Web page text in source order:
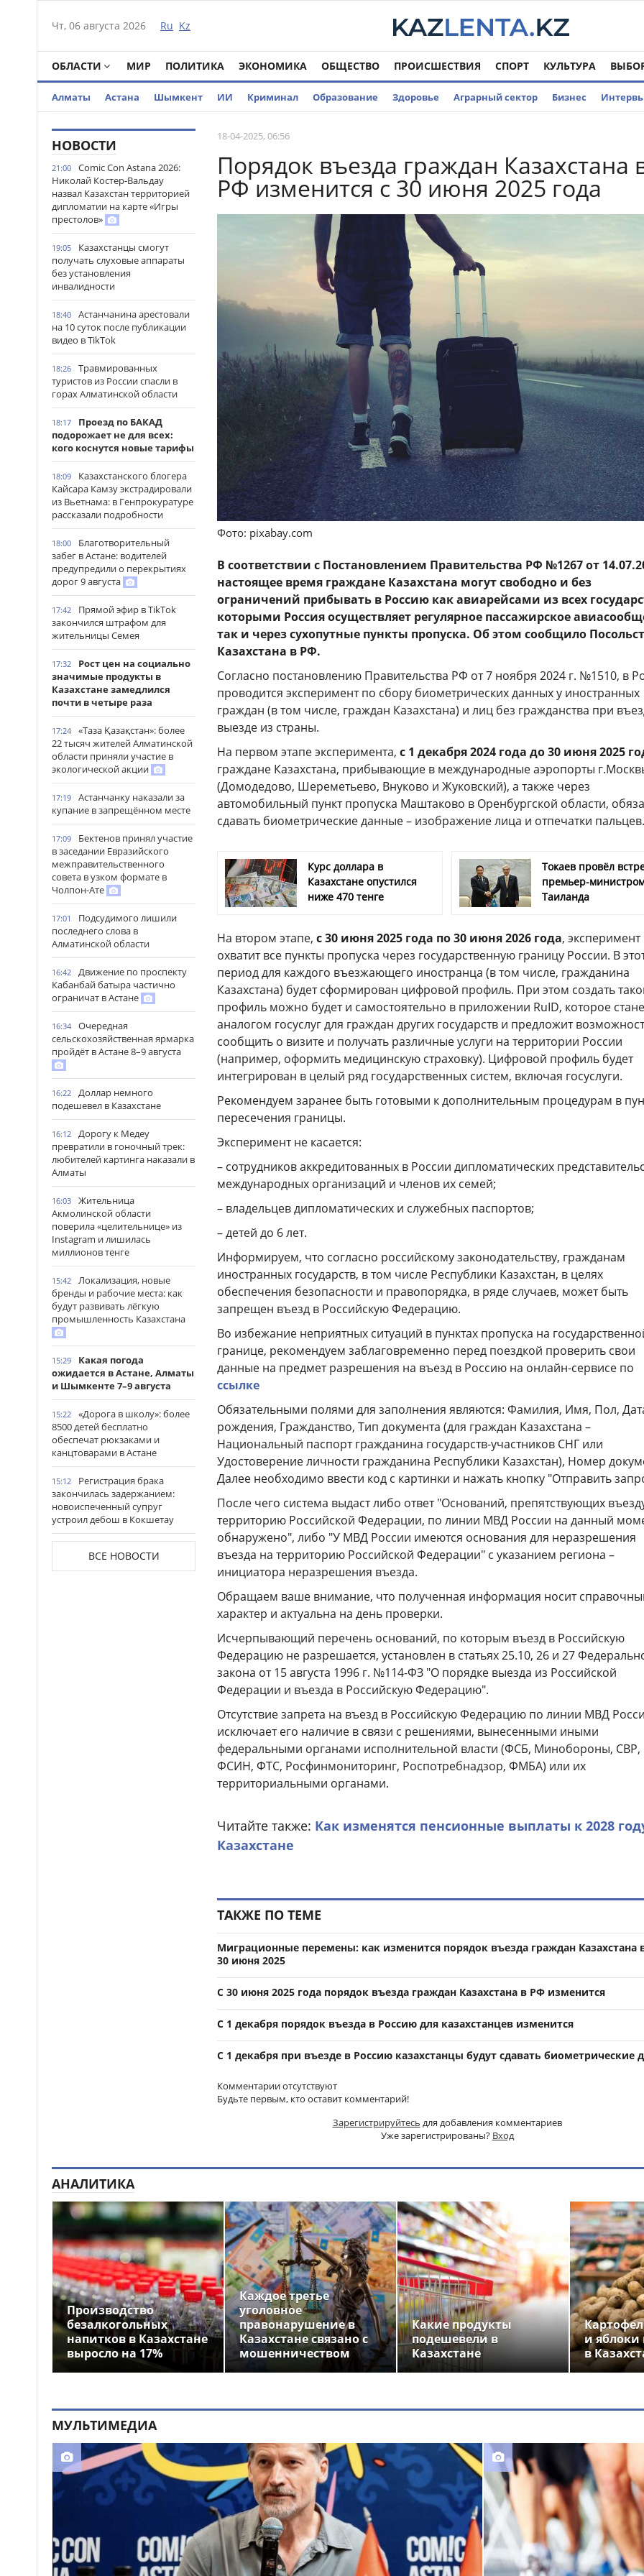
Чт, 06 августа 2026 Ru Kz
ОБЛАСТИ МИР ПОЛИТИКА ЭКОНОМИКА ОБЩЕСТВО ПРОИСШЕСТВИЯ СПОРТ КУЛЬТУРА
Алматы Астана Шымкент ИИ Криминал Образование Здоровье Аграрный сектор Бизнес
НОВОСТИ
21:00
Comic Con Astana 2026:
Николай Костер-Вальдау
назвал Казахстан территорией
дипломатии на карте «Игры
престолов»
19:05
Казахстанцы смогут
получать слуховые аппараты
без установления
инвалидности
18:40
Астанчанина арестовали
на 10 суток после публикации
видео в TikTok
18:26
Травмированных
туристов из России спасли в
горах Алматинской области
18:17
Проезд по БАКАД
подорожает не для всех:
кого коснутся новые тарифы
18:09
Казахстанского блогера
Кайсара Камзу экстрадировали
из Вьетнама: в Генпрокуратуре
рассказали подробности
18:00
Благотворительный
забег в Астане: водителей
предупредили о перекрытиях
дорог 9 августа
17:42
Прямой эфир в TikTok
закончился штрафом для
жительницы Семея
17:32
Рост цен на социально
значимые продукты в
Казахстане замедлился
почти в четыре раза
17:24
«Таза Қазақстан»: более
22 тысяч жителей Алматинской
области приняли участие в
экологической акции
17:19
Астанчанку наказали за
купание в запрещённом месте
17:09
Бектенов принял участие
в заседании Евразийского
межправительственного
совета в узком формате в
Чолпон-Ате
17:01
Подсудимого лишили
последнего слова в
Алматинской области
16:42
Движение по проспекту
Кабанбай батыра частично
ограничат в Астане
16:34
Очередная
сельскохозяйственная ярмарка
пройдёт в Астане 8–9 августа
16:22
Доллар немного
подешевел в Казахстане
16:12
Дорогу к Медеу
превратили в гоночный трек:
любителей картинга наказали в
Алматы
16:03
Жительница
Акмолинской области
поверила «целительнице» из
Instagram и лишилась
миллионов тенге
15:42
Локализация, новые
бренды и рабочие места: как
будут развивать лёгкую
промышленность Казахстана
15:29
Какая погода
ожидается в Астане, Алматы
и Шымкенте 7–9 августа
15:22
«Дорога в школу»: более
8500 детей бесплатно
обеспечат рюкзаками и
канцтоварами в Астане
15:12
Регистрация брака
закончилась задержанием:
новоиспеченный супруг
устроил дебош в Кокшетау
Сауран началась реставрация
исторических памятников
ВСЕ НОВОСТИ
18-04-2025, 06:56
Порядок въезда граждан Казахстана
РФ изменится с 30 июня 2025 года
Фото: pixabay.com
В соответствии с Постановлением Правительства РФ №1267 от
настоящее время граждане Казахстана могут свободно и без
ограничений прибывать в Россию как авиарейсами из всех
которыми Россия осуществляет регулярное пассажирское
так и через сухопутные пункты пропуска. Об этом сообщило
Казахстана в РФ.
Согласно постановлению Правительства РФ от 7 ноября 2024 г. №1510, в
проводится эксперимент по сбору биометрических данных у иностранных
граждан (в том числе, граждан Казахстана) и лиц без гражданства при
выезде из страны.
На первом этапе эксперимента, с 1 декабря 2024 года до 30 июня 2025
граждане Казахстана, прибывающие в международные аэропорты
(Домодедово, Шереметьево, Внуково и Жуковский), а также через
автомобильный пункт пропуска Маштаково в Оренбургской области,
сдавать биометрические данные – изображение лица и отпечатки пальцев.
Курс доллара в
Казахстане опустился
ниже 470 тенге
Токаев провёл
премьер-
Таиланда
На втором этапе, с 30 июня 2025 года по 30 июня 2026 года, эксперимент
охватит все пункты пропуска через государственную границу России. В
период для каждого въезжающего иностранца (в том числе, гражданина
Казахстана) будет сформирован цифровой профиль. При этом создать
профиль можно будет и самостоятельно в приложении RuID, которое
аналогом госуслуг для граждан других государств и предложит
сообщить о визите и получать различные услуги на территории России
(например, оформить медицинскую страховку). Цифровой профиль будет
интегрирован в целый ряд государственных систем, включая госуслуги.
Рекомендуем заранее быть готовыми к дополнительным процедурам в
пересечения границы.
Эксперимент не касается:
– сотрудников аккредитованных в России дипломатических
международных организаций и членов их семей;
– владельцев дипломатических и служебных паспортов;
– детей до 6 лет.
Информируем, что согласно российскому законодательству, гражданам
иностранных государств, в том числе Республики Казахстан, в целях
обеспечения безопасности и правопорядка, в ряде случаев, может быть
запрещен въезд в Российскую Федерацию.
Во избежание неприятных ситуаций в пунктах пропуска на
границе, рекомендуем заблаговременно перед поездкой проверить свои
данные на предмет разрешения на въезд в Россию на онлайн-сервисе по
ссылке
Обязательными полями для заполнения являются: Фамилия, Имя, Пол,
рождения, Гражданство, Тип документа (для граждан Казахстана –
Национальный паспорт гражданина государств-участников СНГ или
Удостоверение личности гражданина Республики Казахстан), Номер
Далее необходимо ввести код с картинки и нажать кнопку "Отправить
После чего система выдаст либо ответ "Оснований, препятствующих
территорию Российской Федерации, по линии МВД России на данный
обнаружено", либо "У МВД России имеются основания для неразрешения
въезда на территорию Российской Федерации" с указанием региона –
инициатора неразрешения въезда.
Обращаем ваше внимание, что полученная информация носит
характер и актуальна на день проверки.
Исчерпывающий перечень оснований, по которым въезд в Российскую
Федерацию не разрешается, установлен в статьях 25.10, 26 и 27
закона от 15 августа 1996 г. №114-ФЗ "О порядке выезда из Российской
Федерации и въезда в Российскую Федерацию".
Отсутствие запрета на въезд в Российскую Федерацию по линии МВД
исключает его наличие в связи с решениями, вынесенными иными
федеральными органами исполнительной власти (ФСБ, Минобороны,
ФСИН, ФТС, Росфинмониторинг, Роспотребнадзор, ФМБА) или их
территориальными органами.
Читайте также: Как изменятся пенсионные выплаты к 2028
Казахстане
ТАКЖЕ ПО ТЕМЕ
Миграционные перемены: как изменится порядок въезда граждан Казахстана
30 июня 2025
С 30 июня 2025 года порядок въезда граждан Казахстана в РФ изменится
С 1 декабря порядок въезда в Россию для казахстанцев изменится
С 1 декабря при въезде в Россию казахстанцы будут сдавать биометрические
Комментарии отсутствуют
Будьте первым, кто оставит комментарий!
Зарегистрируйтесь для добавления комментариев
Уже зарегистрированы? Вход
АНАЛИТИКА
Производство
безалкогольных
напитков в Казахстане
выросло на 17%
Каждое третье
уголовное
правонарушение в
Казахстане связано с
мошенничеством
Какие продукты
подешевели в
Казахстане
и
в
МУЛЬТИМЕДИА